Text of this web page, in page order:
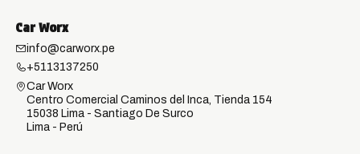
Car Worx
info@carworx.pe
+5113137250
Car Worx
Centro Comercial Caminos del Inca, Tienda 154
15038 Lima - Santiago De Surco
Lima - Perú